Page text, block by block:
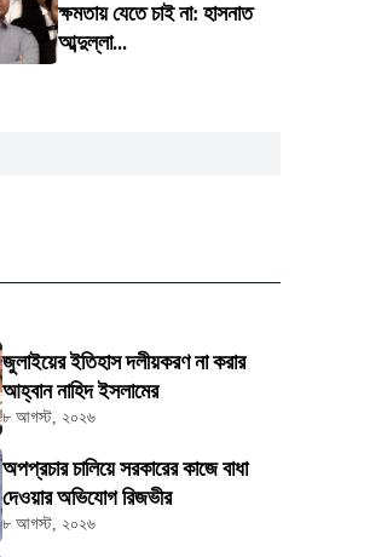
ক্ষমতায় যেতে চাই না: হাসনাত
আব্দুল্লা...
জুলাইয়ের ইতিহাস দলীয়করণ না করার
আহ্বান নাহিদ ইসলামের
৮ আগস্ট, ২০২৬
অপপ্রচার চালিয়ে সরকারের কাজে বাধা
দেওয়ার অভিযোগ রিজভীর
৮ আগস্ট, ২০২৬